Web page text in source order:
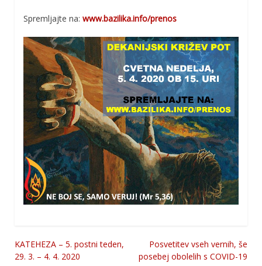
Spremljajte na: www.bazilika.info/prenos
Navigacija
KATEHEZA – 5. postni teden,
29. 3. – 4. 4. 2020
Posvetitev vseh vernih, še
posebej obolelih s COVID-19